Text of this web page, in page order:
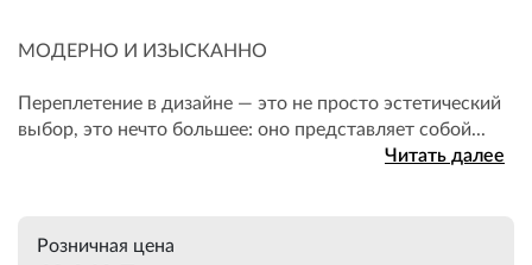
МОДЕРНО И ИЗЫСКАННО
Переплетение в дизайне — это не просто эстетический
выбор, это нечто большее: оно представляет собой...
Читать далее
Розничная цена